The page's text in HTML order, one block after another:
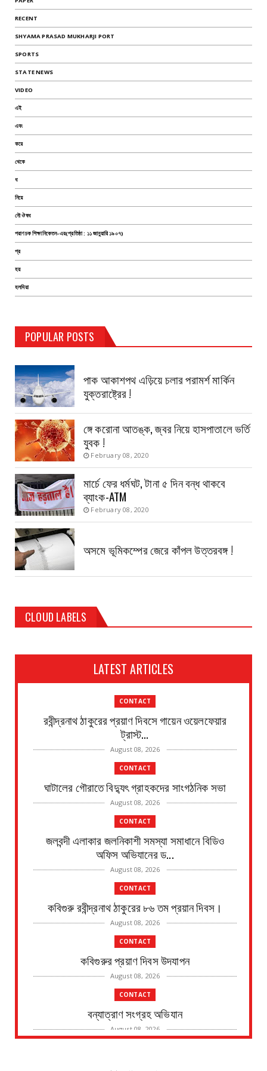
RECENT
SHYAMA PRASAD MUKHARJI PORT
SPORTS
STATE NEWS
VIDEO
এই
এবং
করে
থেকে
ধ
নিয়ে
নৌ ঔষধ
পরাণচক শিক্ষানিকেতন-এর(প্রতিষ্ঠা : ১১ জানুয়ারি ১৯০৭)
প্র
হয়
হলদিয়া
POPULAR POSTS
TEST PAGE
August 14, 2019
পাক আকাশপথ এড়িয়ে চলার পরামর্শ মার্কিন
যুক্তরাষ্ট্রের !
ঙ্গে করোনা আতঙ্ক, জ্বর নিয়ে হাসপাতালে ভর্তি
যুবক !
February 08, 2020
মার্চে ফের ধর্মঘট, টানা ৫ দিন বন্ধ থাকবে
ব্যাংক-ATM
February 08, 2020
অসমে ভূমিকম্পের জেরে কাঁপল উত্তরবঙ্গ !
CLOUD LABELS
LATEST ARTICLES
CONTACT
রবীন্দ্রনাথ ঠাকুরের প্রয়াণ দিবসে গায়েন ওয়েলফেয়ার
ট্রাস্ট...
August 08, 2026
CONTACT
ঘাটালের গৌরাতে বিদ্যুৎ গ্রাহকদের সাংগঠনিক সভা
August 08, 2026
CONTACT
জলবন্দী এলাকার জলনিকাশী সমস্যা সমাধানে বিডিও
অফিস অভিযানের ড...
August 08, 2026
CONTACT
কবিগুরু রবীন্দ্রনাথ ঠাকুরের ৮৬ তম প্রয়ান দিবস।
August 08, 2026
CONTACT
কবিগুরুর প্রয়াণ দিবস উদযাপন
August 08, 2026
CONTACT
বন্যাত্রাণ সংগ্রহ অভিযান
August 08, 2026
নদীর পাড় থেকে এক ব্যক্তির মৃতদেহ উদ্ধারের ঘটনায়